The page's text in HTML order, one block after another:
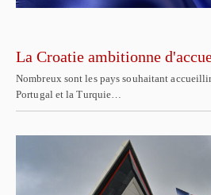
La Croatie ambitionne
Nombreux sont les pays souhaitant
Portugal et la Turquie…